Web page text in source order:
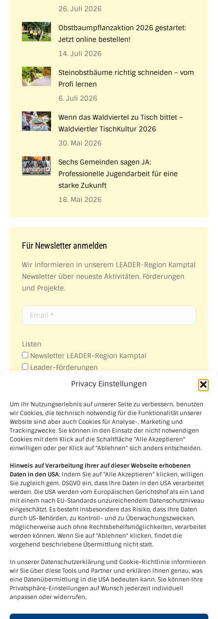
Privacy Einstellungen
Um Ihr Nutzungserlebnis auf unserer Seite zu verbessern, benutzen
wir Cookies, die technisch notwendig für die Funktionalität unserer
Website sind aber auch Cookies für Analyse-, Marketing und
Trackingzwecke. Sie können in den Einsatz der nicht notwendigen
Cookies mit dem Klick auf die Schaltfläche "Alle Akzeptieren"
einwilligen oder per Klick auf "Ablehnen" sich anders entscheiden.
Hinweis auf Verarbeitung Ihrer auf dieser Webseite erhobenen
Daten in den USA: Indem Sie auf "Alle Akzeptieren" klicken, willigen
Sie zugleich gem. DSGVO ein, dass Ihre Daten in den USA verarbeitet
werden. Die USA werden vom Europäischen Gerichtshof als ein Land
mit einem nach EU-Standards unzureichendem Datenschutzniveau
eingeschätzt. Es besteht insbesondere das Risiko, dass Ihre Daten
durch US-Behörden, zu Kontroll- und zu Überwachungszwecken,
möglicherweise auch ohne Rechtsbehelfsmöglichkeiten, verarbeitet
werden können. Wenn Sie auf "Ablehnen" klicken, findet die
vorgehend beschriebene Übermittlung nicht statt.
In unserer Datenschutzerklärung und Cookie-Richtlinie informieren
wir Sie über diese Tools und Partner und erklären Ihnen genau, was
eine Datenübermittlung in die USA bedeuten kann. Sie können Ihre
Privatsphäre-Einstellungen auf Wunsch jederzeit individuell
anpassen oder widerrufen.
26. Juli 2026
Obstbaumpflanzaktion 2026 gestartet:
Jetzt online bestellen!
14. Juli 2026
Steinobstbäume richtig schneiden – vom
Profi lernen
6. Juli 2026
Wenn das Waldviertel zu Tisch bittet –
Waldviertler TischKultur 2026
30. Mai 2026
Sechs Gemeinden sagen JA:
Professionelle Jugendarbeit für eine
starke Zukunft
18. Mai 2026
Für Newsletter anmelden
Wir informieren in unserem LEADER-Region Kamptal
Newsletter über neueste Aktivitäten. Förderungen
und Projekte.
Listen
Newsletter LEADER-Region Kamptal
Leader-Förderungen
Veranstaltungen
Aus- und Weiterbildungen
Ich akzeptiere die Datenschutzbestimmungen.
(Link)
Kontakt
Verein LEADER-Region Kamptal+
Kornplatz 5, 3550 Langenlois